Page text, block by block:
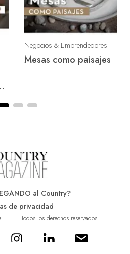
Negocios & Emprendedores
Belle Arti Galería:
al Country?
de privacidad
Todos los derechos reservados.